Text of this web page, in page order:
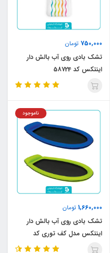
750,000 تومان
تشک بادی روی آب بالش دار
اینتکس کد 58724
1,660,000 تومان
ناموجود
تشک بادی روی آب بالش دار
اینتکس مدل کف توری کد
58836